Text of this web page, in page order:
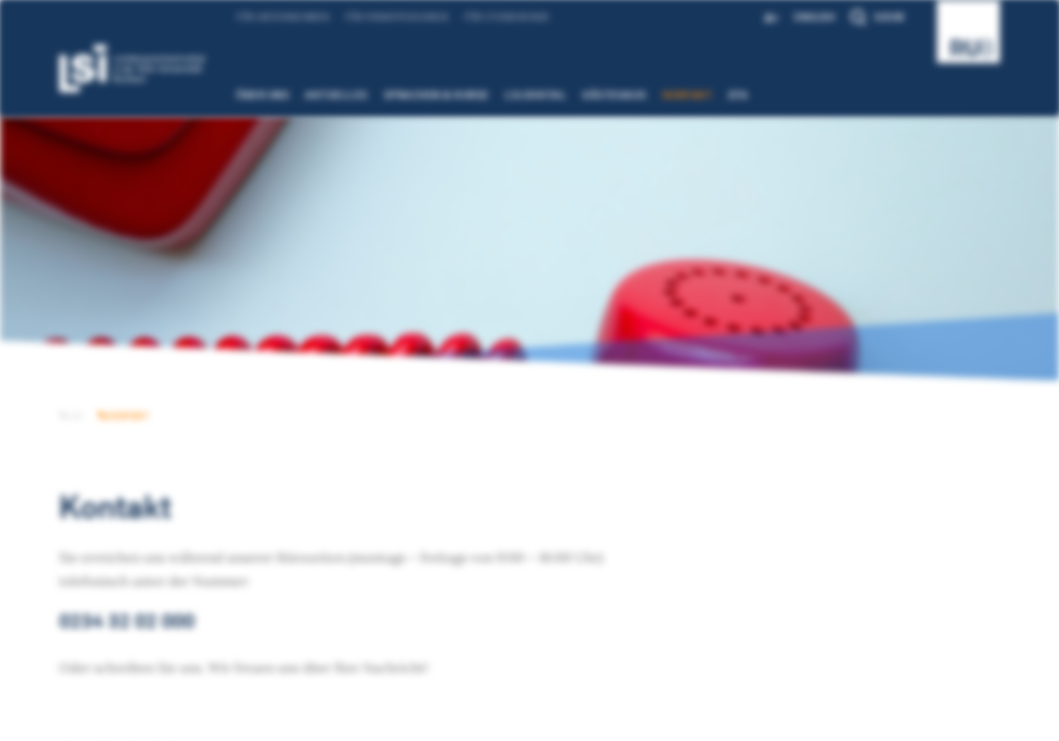
AA ENGLISH
ÜBER UNS AKTUELLES SPRACHEN & KURSE LSI.DIGITAL GÄSTEHAUS KONTAKT ZFA
Kontakt
Sie erreichen uns während unserer Bürozeiten (montags – freitags von 9:00 – 16:00 Uhr)
telefonisch unter der Nummer:
0234 32 02 000
Oder schreiben Sie uns. Wir freuen uns über Ihre Nachricht!